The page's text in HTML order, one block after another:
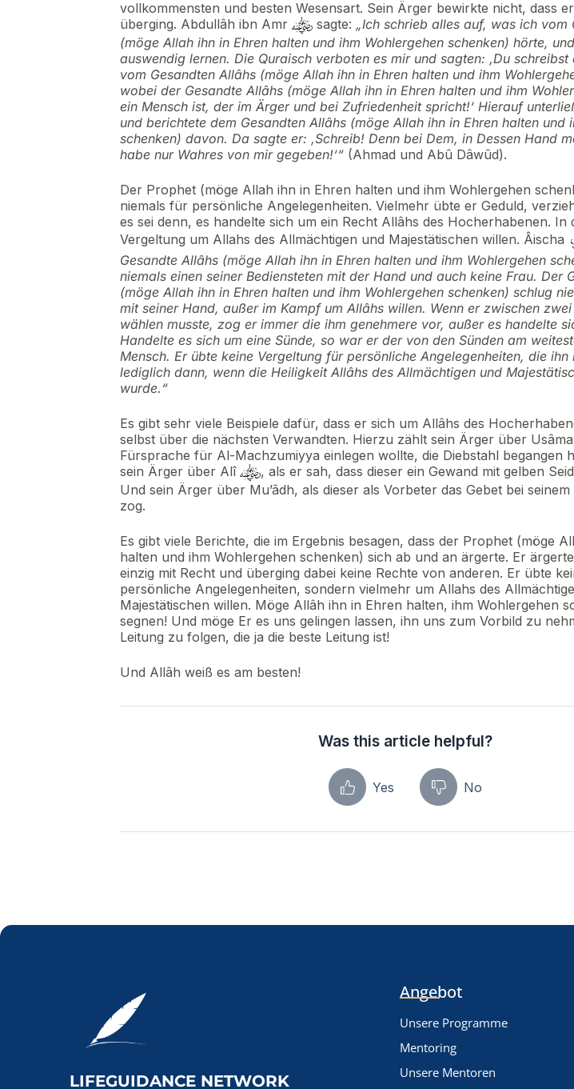
vollkommensten und besten Wesensart. Sein Ärger bewirkte nicht, dass
überging. Abdullâh ibn Amr
sagte: „Ich schrieb alles auf, was ich vom
(möge Allah ihn in Ehren halten und ihm Wohlergehen schenken) hörte,
auswendig lernen. Die Quraisch verboten es mir und sagten: ‚Du
vom Gesandten Allâhs (möge Allah ihn in Ehren halten und ihm
wobei der Gesandte Allâhs (möge Allah ihn in Ehren halten und ihm
ein Mensch ist, der im Ärger und bei Zufriedenheit spricht!‘ Hierauf
und berichtete dem Gesandten Allâhs (möge Allah ihn in Ehren halten und
schenken) davon. Da sagte er: ‚Schreib! Denn bei Dem, in Dessen Hand
habe nur Wahres von mir gegeben!‘“ (Ahmad und Abû Dâwûd).
Der Prophet (möge Allah ihn in Ehren halten und ihm Wohlergehen
niemals für persönliche Angelegenheiten. Vielmehr übte er Geduld,
es sei denn, es handelte sich um ein Recht Allâhs des Hocherhabenen. In
Vergeltung um Allahs des Allmächtigen und Majestätischen willen. Âischa
Gesandte Allâhs (möge Allah ihn in Ehren halten und ihm Wohlergehen
niemals einen seiner Bediensteten mit der Hand und auch keine Frau. Der
(möge Allah ihn in Ehren halten und ihm Wohlergehen schenken) schlug
mit seiner Hand, außer im Kampf um Allâhs willen. Wenn er zwischen
wählen musste, zog er immer die ihm genehmere vor, außer es handelte
Handelte es sich um eine Sünde, so war er der von den Sünden am
Mensch. Er übte keine Vergeltung für persönliche Angelegenheiten, die
lediglich dann, wenn die Heiligkeit Allâhs des Allmächtigen und
wurde.“
Es gibt sehr viele Beispiele dafür, dass er sich um Allâhs des
selbst über die nächsten Verwandten. Hierzu zählt sein Ärger über
Fürsprache für Al-Machzumiyya einlegen wollte, die Diebstahl begangen
sein Ärger über Alî
, als er sah, dass dieser ein Gewand mit gelben
Und sein Ärger über Mu’âdh, als dieser als Vorbeter das Gebet bei seinem
zog.
Es gibt viele Berichte, die im Ergebnis besagen, dass der Prophet (möge
halten und ihm Wohlergehen schenken) sich ab und an ärgerte. Er
einzig mit Recht und überging dabei keine Rechte von anderen. Er übte
persönliche Angelegenheiten, sondern vielmehr um Allahs des
Majestätischen willen. Möge Allâh ihn in Ehren halten, ihm Wohlergehen
segnen! Und möge Er es uns gelingen lassen, ihn uns zum Vorbild zu
Leitung zu folgen, die ja die beste Leitung ist!
Und Allâh weiß es am besten!
Was this article helpful?
Yes No
LIFEGUIDANCE NETWORK
Angebot
Unsere Programme
Mentoring
Unsere Mentoren